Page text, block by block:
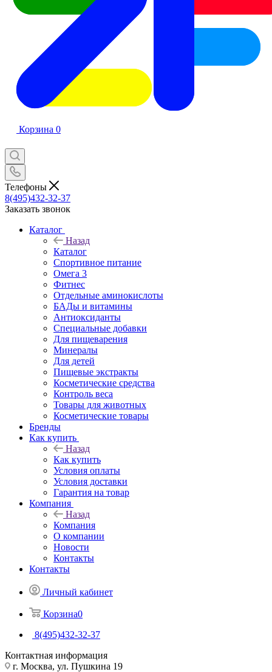
Корзина 0
Телефоны
8(495)432-32-37
Заказать звонок
Каталог
Назад
Каталог
Спортивное питание
Омега 3
Фитнес
Отдельные аминокислоты
БАДы и витамины
Антиоксиданты
Специальные добавки
Для пищеварения
Минералы
Для детей
Пищевые экстракты
Косметические средства
Контроль веса
Товары для животных
Косметические товары
Бренды
Как купить
Назад
Как купить
Условия оплаты
Условия доставки
Гарантия на товар
Компания
Назад
Компания
О компании
Новости
Контакты
Контакты
Личный кабинет
Корзина0
8(495)432-32-37
Контактная информация
г. Москва, ул. Пушкина 19